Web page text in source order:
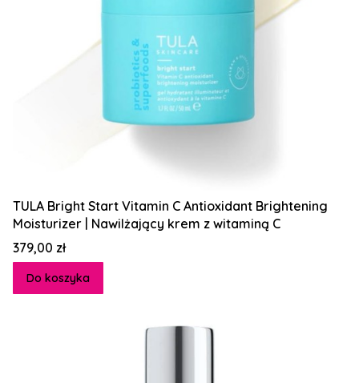
TULA Bright Start Vitamin C Antioxidant Brightening
Moisturizer | Nawilżający krem z witaminą C
Cena
379,00 zł
Do koszyka